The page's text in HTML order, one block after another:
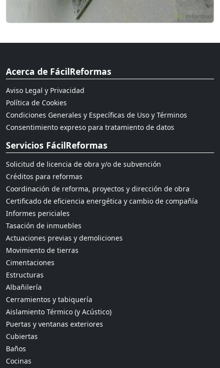
Acerca de FácilReformas
Aviso Legal y Privacidad
Política de Cookies
Condiciones Generales y Específicas de Uso y Términos
Consentimiento expreso para tratamiento de datos
Servicios FácilReformas
Solicitud de licencia de obra y/o de subvención
Créditos para reformas
Coordinación de reforma, proyectos y dirección de obra
Certificado de eficiencia energética y cambio de compañía
Informes periciales
Tasación de inmuebles
Actuaciones previas y demoliciones
Movimiento de tierras
Cimentaciones
Estructuras
Albañilería
Cerramientos y tabiquería
Aislamiento Térmico (y Acústico)
Puertas y ventanas exteriores
Cubiertas
Baños
Cocinas